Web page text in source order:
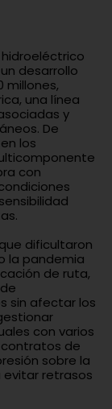
desarrollo
millones,
una línea
y
De
los
con
dificultaron
la pandemia
de ruta,
sin afectar los
con varios
contratos de
sobre la
retrasos